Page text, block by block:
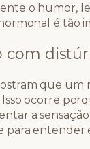
o humor,
é tão
com
que um
Isso ocorre
a
entender